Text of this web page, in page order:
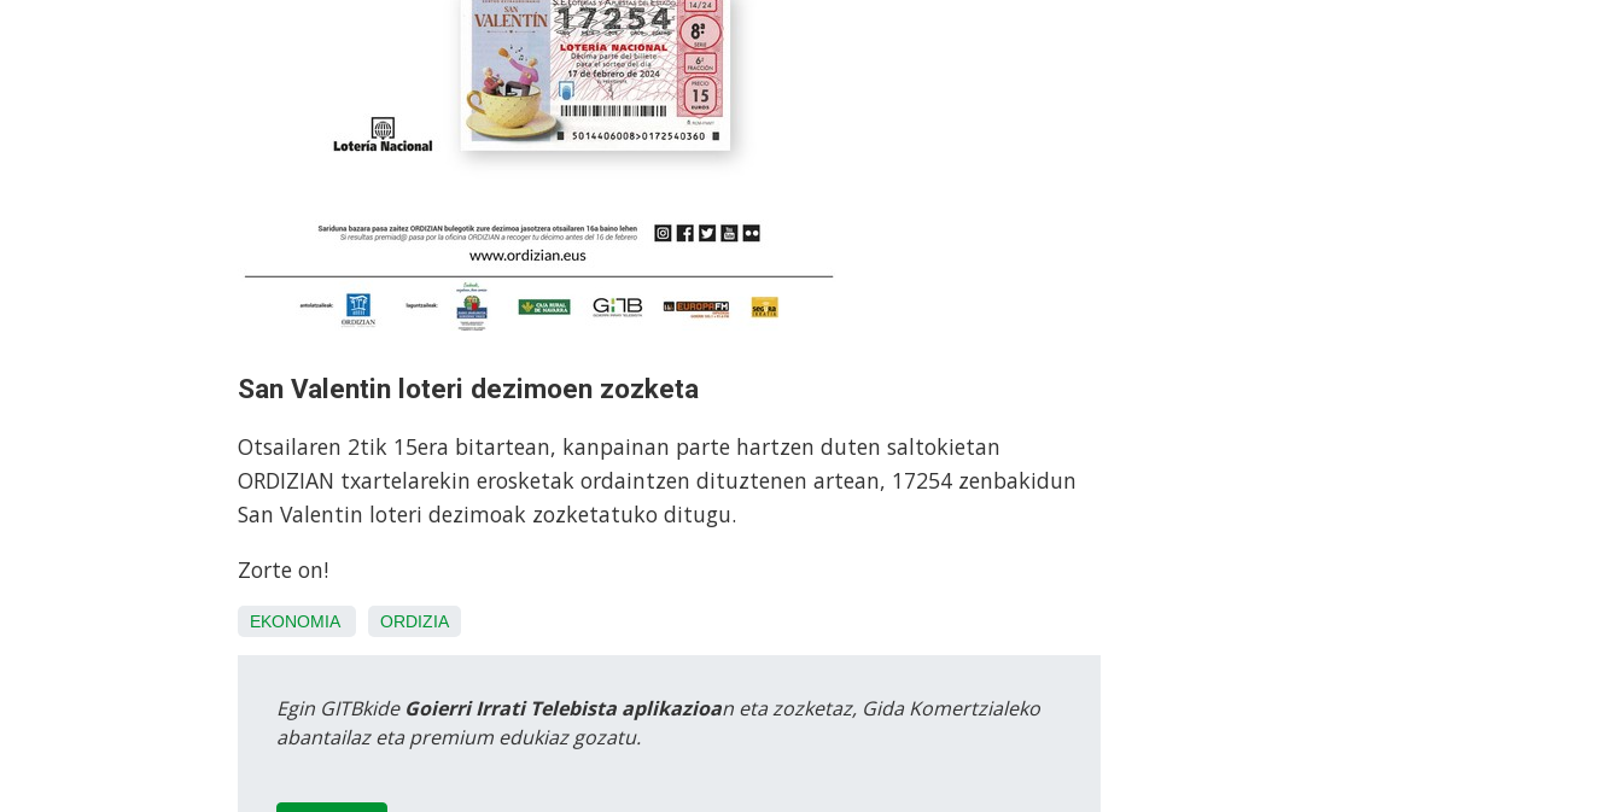
San Valentin loteri dezimoen zozketa
Otsailaren 2tik 15era bitartean, kanpainan parte hartzen duten saltokietan
ORDIZIAN txartelarekin erosketak ordaintzen dituztenen artean, 17254 zenbakidun
San Valentin loteri dezimoak zozketatuko ditugu.
Zorte on!
EKONOMIA ORDIZIA
Egin GITBkide Goierri Irrati Telebista aplikazioan eta zozketaz, Gida Komertzialeko
abantailaz eta premium edukiaz gozatu.